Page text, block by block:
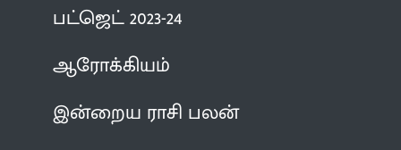
பட்ஜெட் 2023-24
ஆரோக்கியம்
இன்றைய ராசி பலன்